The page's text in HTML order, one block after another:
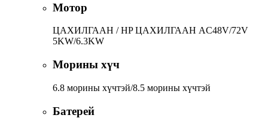
Мотор
ЦАХИЛГААН / HP ЦАХИЛГААН AC48V/72V
5KW/6.3KW
Морины хүч
6.8 морины хүчтэй/8.5 морины хүчтэй
Батерей